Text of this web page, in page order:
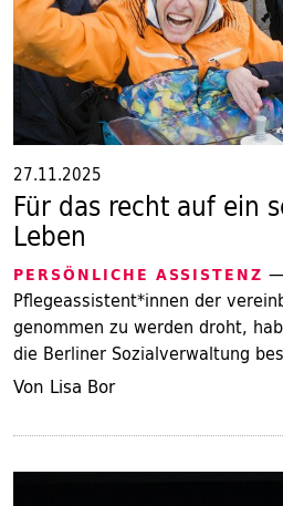
27.11.2025
Für das recht auf ein
Leben
PERSÖNLICHE ASSISTENZ
Pflegeassistent*innen der
genommen zu werden droht,
die Berliner Sozialverwaltung
Von Lisa Bor